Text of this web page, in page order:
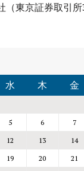
（東京証券取引
水 木 金
5 6 7
12 13 14
19 20 21